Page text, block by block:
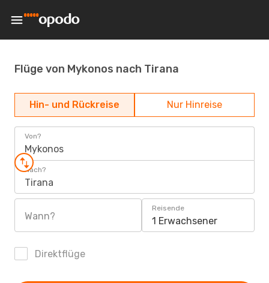
Flüge von Mykonos nach Tirana
Hin- und Rückreise Nur Hinreise
Von?
Mykonos
Nach?
Tirana
Wann?
Reisende
1 Erwachsener
Direktflüge